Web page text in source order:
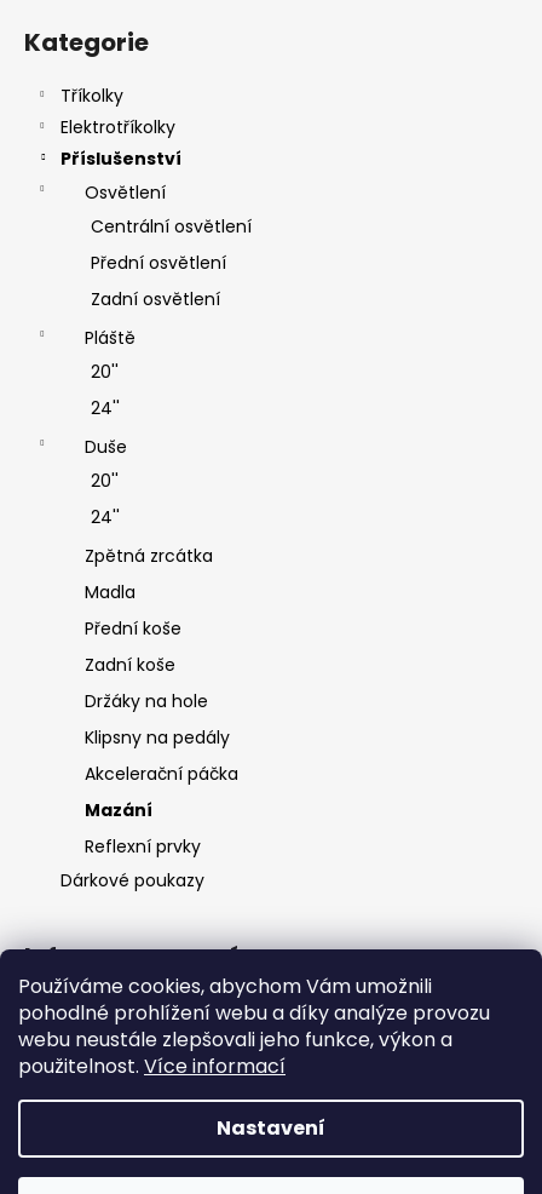
Používáme cookies, abychom Vám umožnili
pohodlné prohlížení webu a díky analýze provozu
webu neustále zlepšovali jeho funkce, výkon a
použitelnost. Více informací
Nastavení
Kategorie
Tříkolky
Elektrotříkolky
Příslušenství
Osvětlení
Centrální osvětlení
Přední osvětlení
Zadní osvětlení
Pláště
20''
24''
Duše
20''
24''
Zpětná zrcátka
Madla
Přední koše
Zadní koše
Držáky na hole
Klipsny na pedály
Akcelerační páčka
Mazání
Reflexní prvky
Dárkové poukazy
Informace pro vás
O nás
Ochrana osobních údajů
Obchodní podmínky